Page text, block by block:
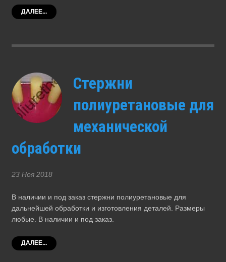
ДАЛЕЕ...
Стержни
полиуретановые для
механической
обработки
23 Ноя 2018
В наличии и под заказ стержни полиуретановые для
дальнейшей обработки и изготовления деталей. Размеры
любые. В наличии и под заказ.
ДАЛЕЕ...